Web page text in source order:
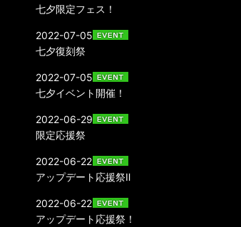
七夕限定フェス！
七夕復刻祭
2022-07-05
七夕イベント開催！
2022-07-05
限定応援祭
2022-06-29
アップデート応援祭Ⅱ
2022-06-22
アップデート応援祭！
2022-06-22